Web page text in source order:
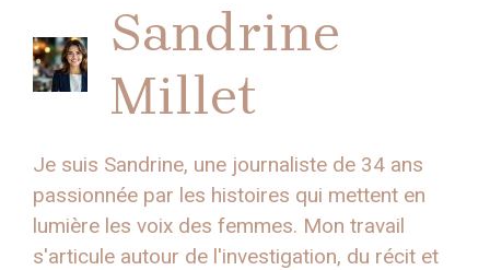
Sandrine
Millet
Je suis Sandrine, une journaliste de 34 ans
passionnée par les histoires qui mettent en
lumière les voix des femmes. Mon travail
s'articule autour de l'investigation, du récit et